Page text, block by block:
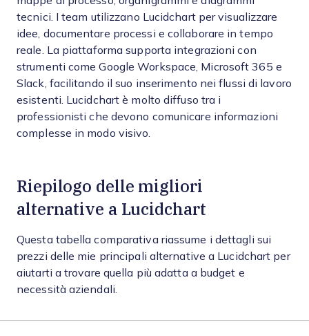
tecnici. I team utilizzano Lucidchart per visualizzare
idee, documentare processi e collaborare in tempo
reale. La piattaforma supporta integrazioni con
strumenti come Google Workspace, Microsoft 365 e
Slack, facilitando il suo inserimento nei flussi di lavoro
esistenti. Lucidchart è molto diffuso tra i
professionisti che devono comunicare informazioni
complesse in modo visivo.
Riepilogo delle migliori
alternative a Lucidchart
Questa tabella comparativa riassume i dettagli sui
prezzi delle mie principali alternative a Lucidchart per
aiutarti a trovare quella più adatta a budget e
necessità aziendali.